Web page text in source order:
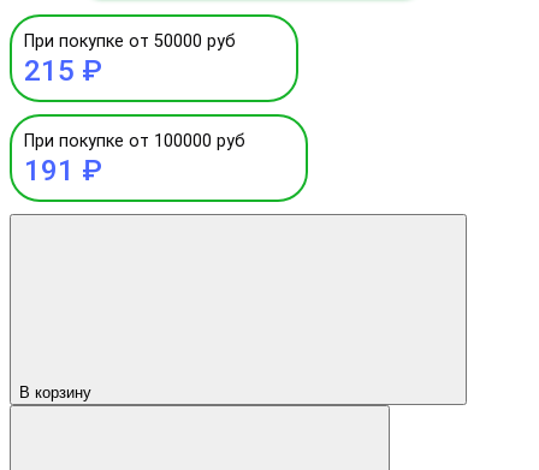
При покупке от 50000 руб
215 ₽
При покупке от 100000 руб
191 ₽
В корзину